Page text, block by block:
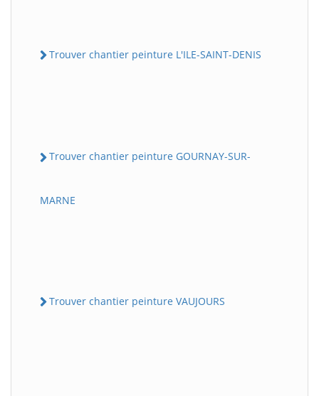
Trouver chantier peinture L'ILE-SAINT-DENIS
Trouver chantier peinture GOURNAY-SUR-
MARNE
Trouver chantier peinture VAUJOURS